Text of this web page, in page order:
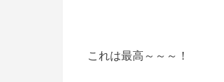
これは最高～～～！